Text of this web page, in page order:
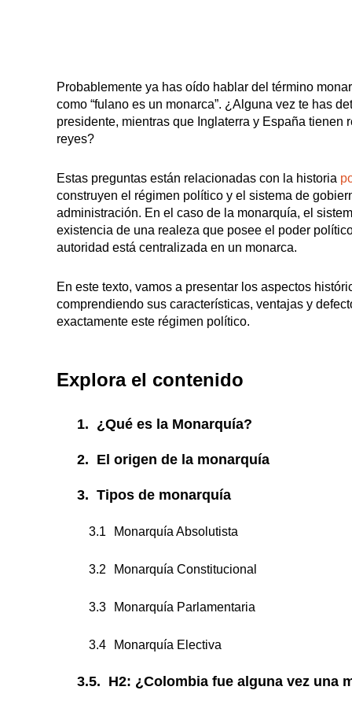
Partido
Probablemente ya has oído hablar del término
como “fulano es un monarca”. ¿Alguna vez te has
presidente, mientras que Inglaterra y España tienen
reyes?
Estas preguntas están relacionadas con la historia
construyen el régimen político y el sistema de
administración. En el caso de la monarquía, el
existencia de una realeza que posee el poder
autoridad está centralizada en un monarca.
En este texto, vamos a presentar los aspectos
comprendiendo sus características, ventajas y
exactamente este régimen político.
Explora el contenido
¿Qué es la Monarquía?
El origen de la monarquía
Tipos de monarquía
Monarquía Absolutista
Monarquía Constitucional
Monarquía Parlamentaria
Monarquía Electiva
H2: ¿Colombia fue alguna vez una